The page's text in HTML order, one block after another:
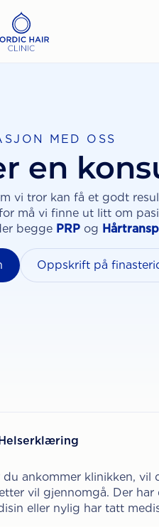
MED OSS
en
vi tror kan få et godt
må vi finne ut litt om
begge PRP og
Oppskrift på
du ankommer klinikken,
vil gjennomgå. Der
eller nylig har tatt